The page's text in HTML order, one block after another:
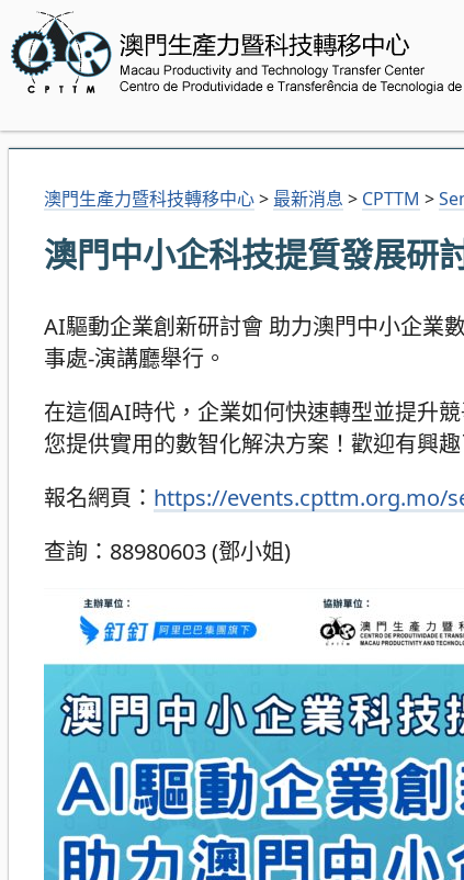
澳門生產力暨科技轉移中心> 最新消息 > CPTTM >
澳門中小企科技提質發展研
AI驅動企業創新研討會 助力澳門中小企業
事處-演講廳舉行。
在這個AI時代，企業如何快速轉型並提升
您提供實用的數智化解決方案！歡迎有興
報名網頁： https://events.cpttm.org.mo/
查詢：88980603 (鄧小姐)